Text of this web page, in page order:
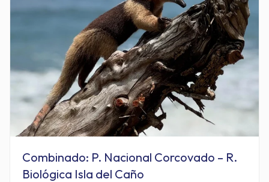
Combinado: P. Nacional Corcovado – R.
Biológica Isla del Caño